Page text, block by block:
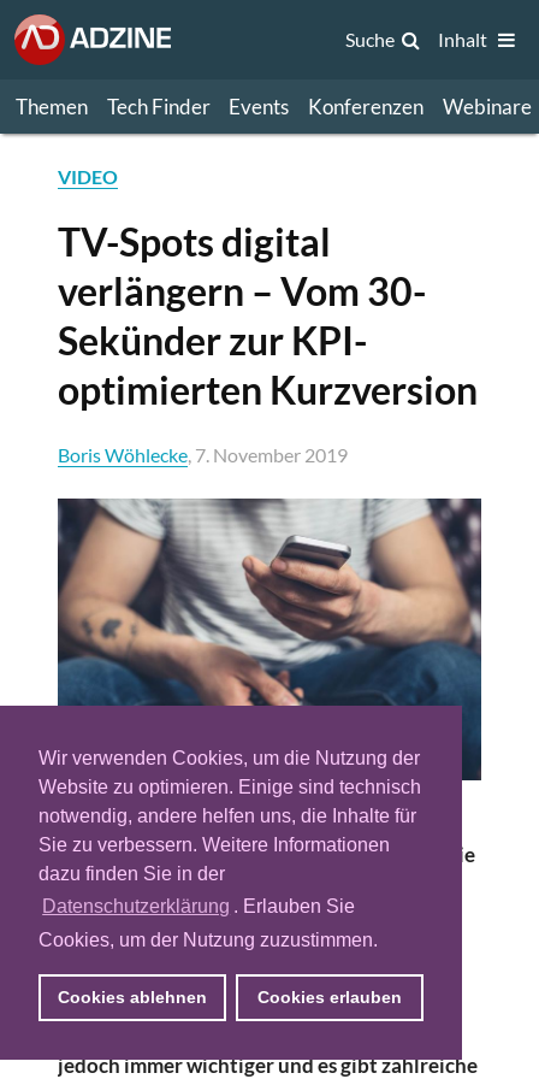
Wir verwenden Cookies, um die Nutzung der
Website zu optimieren. Einige sind technisch
notwendig, andere helfen uns, die Inhalte für
Sie zu verbessern. Weitere Informationen
dazu finden Sie in der
Datenschutzerklärung . Erlauben Sie
Cookies, um der Nutzung zuzustimmen.
Cookies ablehnen Cookies erlauben
Themen Tech Finder Events Konferenzen Webinare
Suche Inhalt
VIDEO
TV-Spots digital
verlängern – Vom 30-
Sekünder zur KPI-
optimierten Kurzversion
Boris Wöhlecke, 7. November 2019
Die Bedeutung von TV-Spots wird heiß
diskutiert. Abseits dieser Debatten setzen die
meisten großen Marken jedoch nach wie vor
auf längere aufwendige Werbefilme als
zentralen Ausgangspunkt ihrer Kampagnen.
Diesen hochwertig produzierten Content
auch außerhalb des Fernsehens optimal für
jedoch immer wichtiger und es gibt zahlreiche